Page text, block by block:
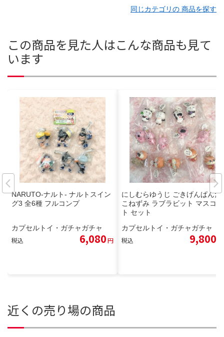
同じカテゴリの 商品を探す
この商品を見た人はこんな商品も見て
います
NARUTO-ナルト- ナルトスイン
グ3 全6種 フルコンプ
カプセルトイ・ガチャガチャ
税込 6,080円
にしむらゆうじ ごきげんぱんだ
こねずみ ラブラビット マスコッ
ト セット
カプセルトイ・ガチャガチャ
税込 9,800
近くの売り場の商品